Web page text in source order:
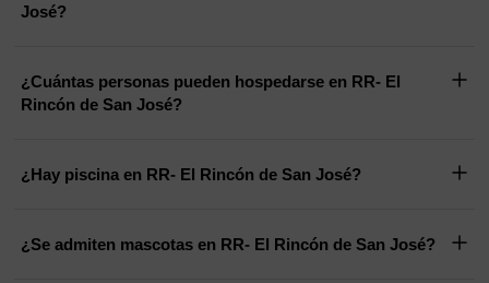
José?
¿Cuántas personas pueden hospedarse en RR- El
Rincón de San José?
¿Hay piscina en RR- El Rincón de San José?
¿Se admiten mascotas en RR- El Rincón de San José?